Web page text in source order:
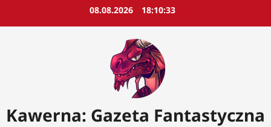
08.08.2026 18:10:35
Kawerna: Gazeta Fantastyczna